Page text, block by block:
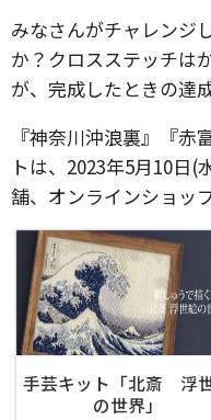
みなさんがチャレンジ
か？クロスステッチは
が、完成したときの達
『神奈川沖浪裏』『
トは、2023年5月10日
舗、オンラインショッ
手芸キット「北斎 浮
の世界」